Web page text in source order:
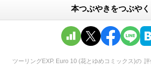
本つぶやきをつぶやく
ツーリングEXP. Euro 10 (花とゆめコミックス)の 評